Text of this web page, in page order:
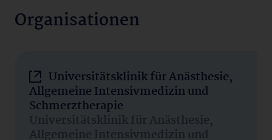
Organisationen
Universitätsklinik für Anästhesie,
Allgemeine Intensivmedizin und
Schmerztherapie
Universitätsklinik für Anästhesie,
Allgemeine Intensivmedizin und